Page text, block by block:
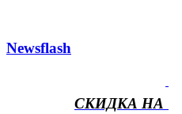
Newsflash
СКИДКА НА